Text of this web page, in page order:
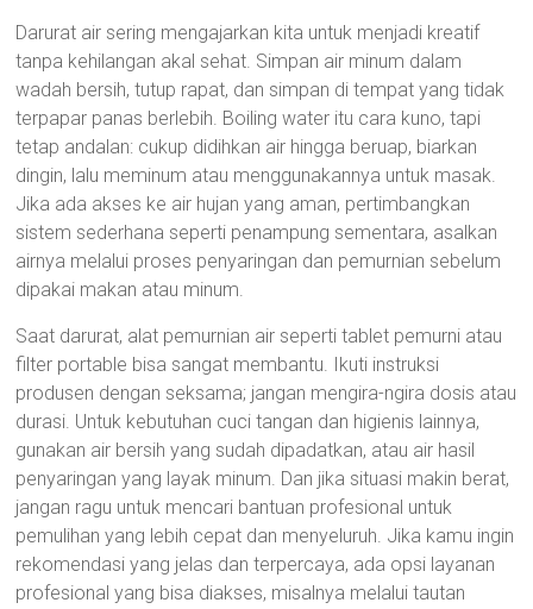
Darurat air sering mengajarkan kita untuk menjadi kreatif
tanpa kehilangan akal sehat. Simpan air minum dalam
wadah bersih, tutup rapat, dan simpan di tempat yang tidak
terpapar panas berlebih. Boiling water itu cara kuno, tapi
tetap andalan: cukup didihkan air hingga beruap, biarkan
dingin, lalu meminum atau menggunakannya untuk masak.
Jika ada akses ke air hujan yang aman, pertimbangkan
sistem sederhana seperti penampung sementara, asalkan
airnya melalui proses penyaringan dan pemurnian sebelum
dipakai makan atau minum.
Saat darurat, alat pemurnian air seperti tablet pemurni atau
filter portable bisa sangat membantu. Ikuti instruksi
produsen dengan seksama; jangan mengira-ngira dosis atau
durasi. Untuk kebutuhan cuci tangan dan higienis lainnya,
gunakan air bersih yang sudah dipadatkan, atau air hasil
penyaringan yang layak minum. Dan jika situasi makin berat,
jangan ragu untuk mencari bantuan profesional untuk
pemulihan yang lebih cepat dan menyeluruh. Jika kamu ingin
rekomendasi yang jelas dan terpercaya, ada opsi layanan
profesional yang bisa diakses, misalnya melalui tautan